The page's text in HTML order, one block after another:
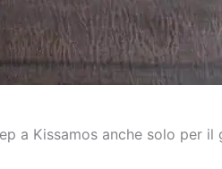
a Kissamos anche solo per il